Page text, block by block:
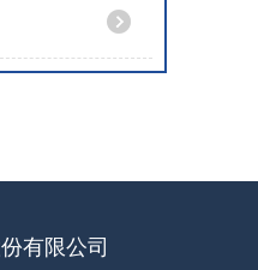
有限公司